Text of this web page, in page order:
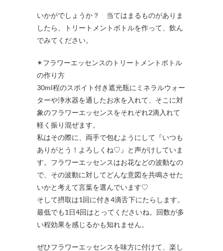
いかがでしょうか？ 当てはまるものがありま
したら、トリートメントボトルを作って、飲ん
でみてください。
✴フラワーエッセンスのトリートメントボトル
の作り方
30ml程のスポイト付き遮光瓶にミネラルウォー
ターや浄水器を通したお水を入れて、そこに対
象のフラワーエッセンスをそれぞれ2滴入れて
軽く振り混ぜます。
私はその際に、両手で包むようにして『いつも
ありがとう！よろしくね♡』と声がけしていま
す。フラワーエッセンスはお花などの波動なの
で、その波動に対してどんな意図を共鳴させた
いかと考えて言葉を選んでいます♡
そして摂取は1回に付き4滴舌下にたらします。
最低でも1日4回はとってくださいね。回数が多
い程効果を感じるかも知れません。
ぜひフラワーエッセンスを味方に付けて、楽し